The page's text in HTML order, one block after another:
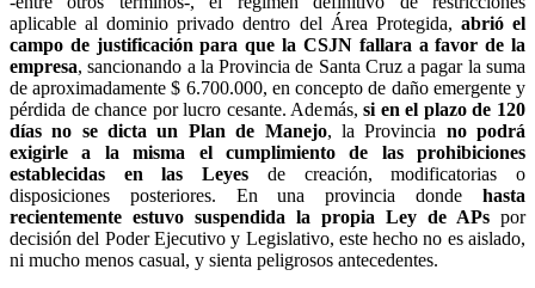
aplicable al dominio privado dentro del Área Protegida, abrió el
campo de justificación para que la CSJN fallara a favor de la
empresa, sancionando a la Provincia de Santa Cruz a pagar la suma
de aproximadamente $ 6.700.000, en concepto de daño emergente y
pérdida de chance por lucro cesante. Además,si en el plazo de 120
días no se dicta un Plan de Manejo, la Provincia no podrá
exigirle a la misma el cumplimiento de las prohibiciones
establecidas en las Leyes de creación, modificatorias o
disposiciones posteriores. En una provincia donde hasta
recientemente estuvo suspendida la propia Ley de APs por
decisión del Poder Ejecutivo y Legislativo, este hecho no es aislado,
ni mucho menos casual, y sienta peligrosos antecedentes.